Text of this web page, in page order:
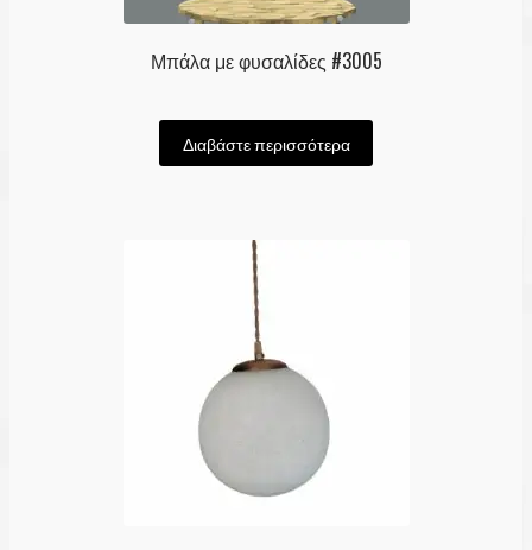
Μπάλα με φυσαλίδες #3005
Διαβάστε περισσότερα